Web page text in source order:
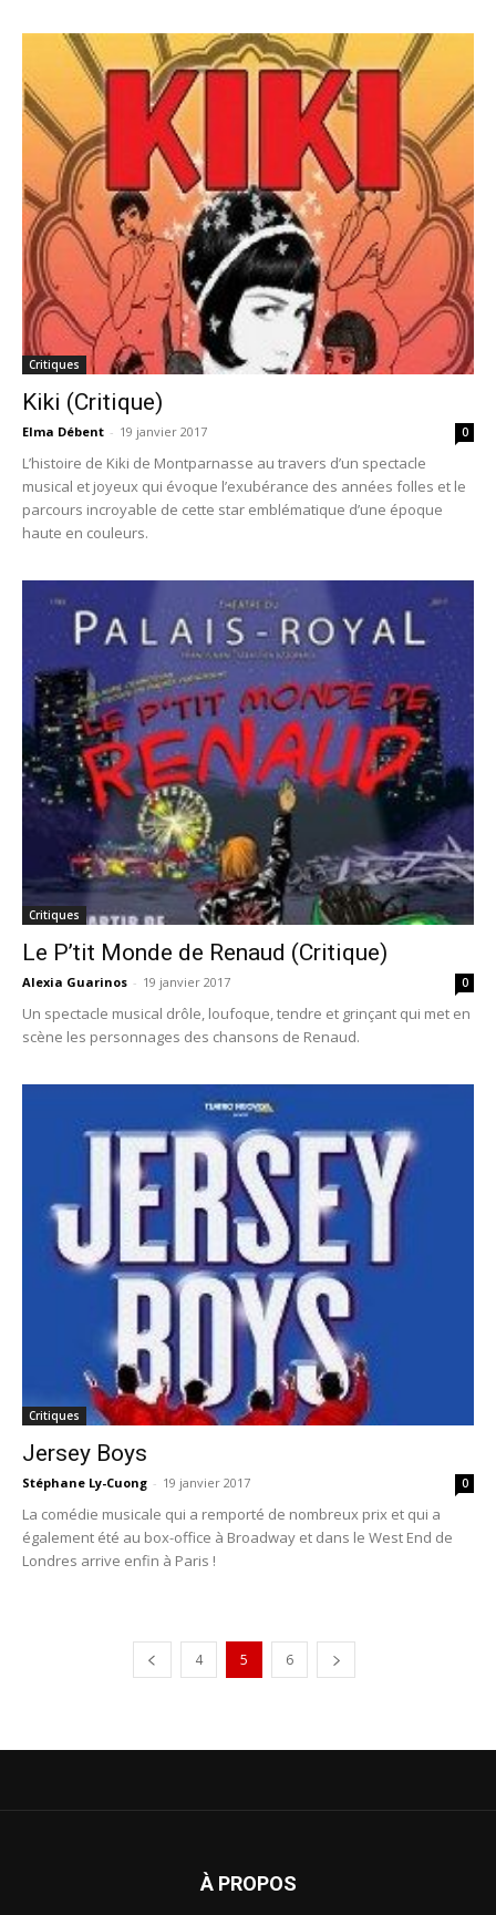
Critiques
Kiki (Critique)
Elma Débent - 19 janvier 2017 0
L’histoire de Kiki de Montparnasse au travers d’un spectacle
musical et joyeux qui évoque l’exubérance des années folles et le
parcours incroyable de cette star emblématique d’une époque
haute en couleurs.
Critiques
Le P’tit Monde de Renaud (Critique)
Alexia Guarinos - 19 janvier 2017 0
Un spectacle musical drôle, loufoque, tendre et grinçant qui met en
scène les personnages des chansons de Renaud.
Critiques
Jersey Boys
Stéphane Ly-Cuong - 19 janvier 2017 0
La comédie musicale qui a remporté de nombreux prix et qui a
également été au box-office à Broadway et dans le West End de
Londres arrive enfin à Paris !
4 5 6
À PROPOS